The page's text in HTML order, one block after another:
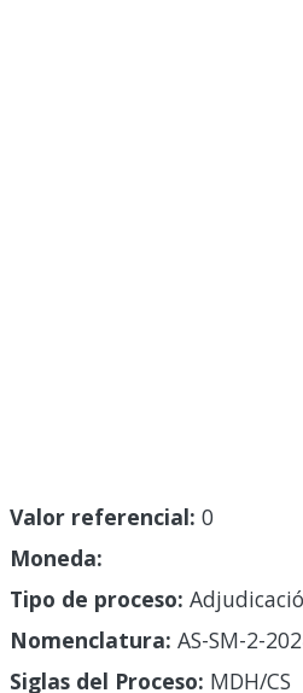
Valor referencial: 0
Moneda:
Tipo de proceso:
Nomenclatura: AS-SM-2-
Siglas del Proceso: MDH/CS